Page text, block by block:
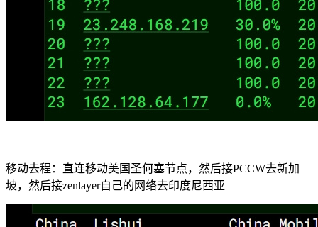
移动去程：直连移动美国圣何塞节点，然后接PCCW去新加
坡，然后接zenlayer自己的网络去印度尼西亚